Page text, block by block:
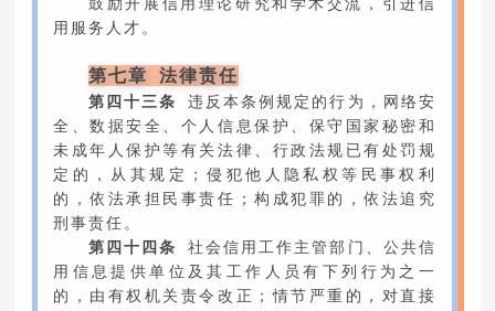
鼓励开展信用理论研究和学术交流，引进信
用服务人才。
第七章 法律责任
第四十三条
违反本条例规定的行为，网络安
全、数据安全、个人信息保护、保守国家秘密和
未成年人保护等有关法律、行政法规已有处罚规
定的，从其规定；侵犯他人隐私权等民事权利
的，依法承担民事责任；构成犯罪的，依法追究
刑事责任。
第四十四条
社会信用工作主管部门、公共信
用信息提供单位及其工作人员有下列行为之一
的，由有权机关责令改正；情节严重的，对直接